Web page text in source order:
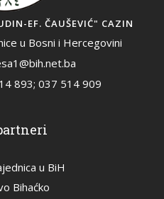
EF. ČAUŠEVIĆ" CAZIN
u Bosni i Hercegovini
893; 037 514 909
u BiH
Bihaćko